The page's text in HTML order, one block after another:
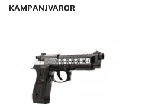
KAMPANJVAROR